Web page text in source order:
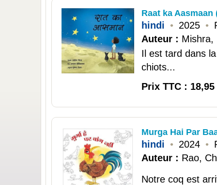
Raat ka Aasmaan
hindi • 2025 •
Auteur : Mishra,
Il est tard dans
chiots...
Prix TTC : 18,95
Murga Hai Par
hindi • 2024 •
Auteur : Rao,
Notre coq est